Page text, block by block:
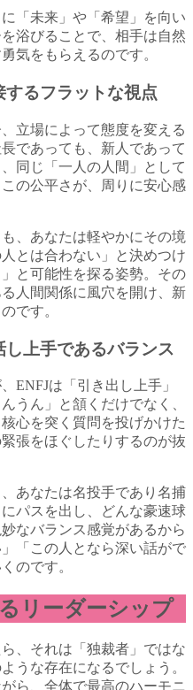
「未来」や「希望」を向い
浴びることで、相手は自然
気をもらえるのです。
るフラットな視点
立場によって態度を変える
であっても、新人であって
同じ「一人の人間」として
の公平さが、周りに安心感
、あなたは軽やかにその境
とは合わない」と決めつけ
と可能性を探る姿勢。その
人間関係に風穴を開け、新
です。
上手であるバランス
ENFJは「引き出し上手」
うん」と頷くだけでなく、
心を突く質問を投げかけた
張をほぐしたりするのが抜
あなたは名投手であり名捕
パスを出し、どんな豪速球
なバランス感覚があるから
「この人となら深い話がで
のです。
リーダーシップ
、それは「独裁者」ではな
うな存在になるでしょう。
ら、全体で最高のハーモニ